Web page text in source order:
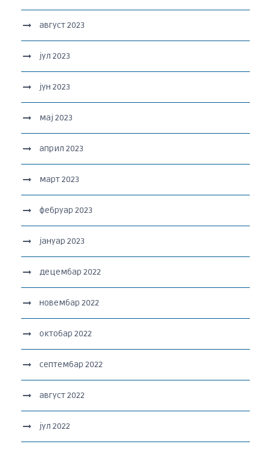
август 2023
јул 2023
јун 2023
мај 2023
април 2023
март 2023
фебруар 2023
јануар 2023
децембар 2022
новембар 2022
октобар 2022
септембар 2022
август 2022
јул 2022